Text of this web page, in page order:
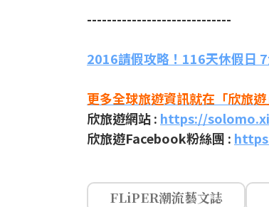
-----------------------------
2016請假攻略！116天休假日
更多全球旅遊資訊就在「欣旅遊
欣旅遊網站 : https://
欣旅遊Facebook粉絲團 :
FLiPER潮流藝文誌